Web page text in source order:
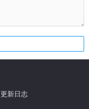
更新日志